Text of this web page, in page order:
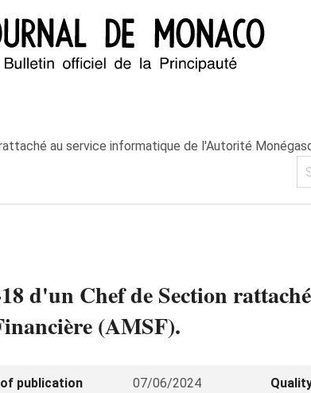
au service informatique de l'Autorité
d'un Chef de Section
(AMSF).
publication 07/06/2024